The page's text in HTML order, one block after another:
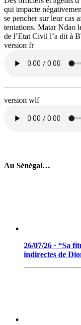
qui impacte
se pencher sur leur cas
tentations. Matar Ndao
de l’Etat Civil l’a dit à
version fr
version wlf
Au Sénégal…
26/07/26 · “Sa
indirectes de